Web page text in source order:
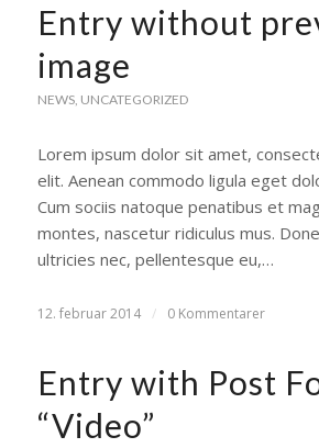
Entry without
image
NEWS, UNCATEGORIZED
Lorem ipsum dolor sit amet,
elit. Aenean commodo ligula eget
Cum sociis natoque penatibus et
montes, nascetur ridiculus mus.
ultricies nec, pellentesque eu,…
12. februar 2014 / 0 Kommentarer
Entry with Post
“Video”